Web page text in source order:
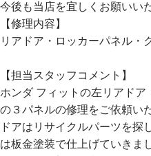
今後も当店を宜しくお願いい
【修理内容】
リアドア・ロッカーパネル・
【担当スタッフコメント】
ホンダ フィットの左リアド
の３パネルの修理をご依頼い
ドアはリサイクルパーツを探
は板金塗装で仕上げていきま